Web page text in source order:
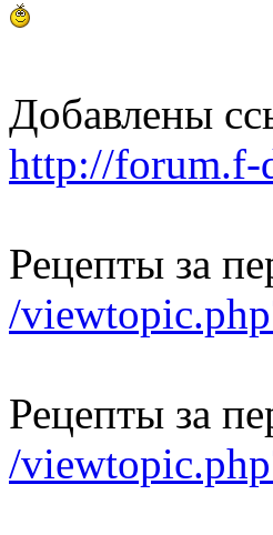
Добавлены
http://forum.f-
Рецепты за
/
Рецепты за
/